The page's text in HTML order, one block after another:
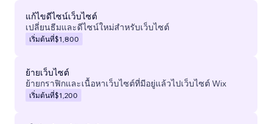
แก้ไขดีไซน์เว็บไซต์
เปลี่ยนธีมและดีไซน์ใหม่สำหรับเว็บไซต์
เริ่มต้นที่$1,800
ย้ายเว็บไซต์
ย้ายกราฟิกและเนื้อหาเว็บไซต์ที่มีอยู่แล้วไปเว็บไซต์ Wix
เริ่มต้นที่$1,200